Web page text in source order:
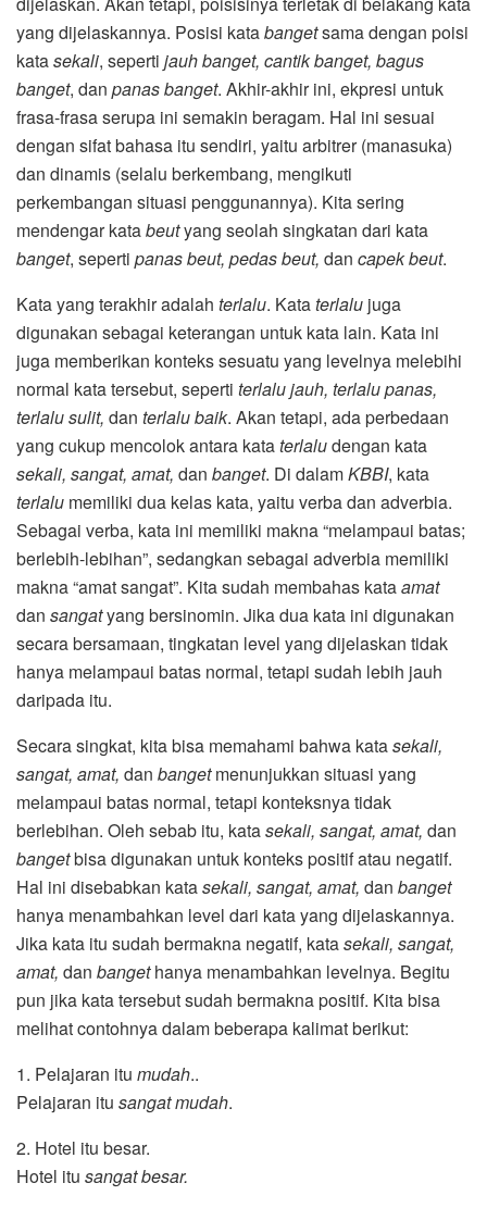
yang dijelaskannya. Posisi katabangetsama dengan poisi
katasekali, seperti jauh banget, cantik banget, bagus
banget, dan panas banget. Akhir-akhir ini, ekpresi untuk
frasa-frasa serupa ini semakin beragam. Hal ini sesuai
dengan sifat bahasa itu sendiri, yaitu arbitrer (manasuka)
dan dinamis (selalu berkembang, mengikuti
perkembangan situasi penggunannya). Kita sering
mendengar katabeutyang seolah singkatan dari kata
banget, seperti panas beut, pedas beut, dan capek beut.
Kata yang terakhir adalah terlalu. Kataterlalu juga
digunakan sebagai keterangan untuk kata lain. Kata ini
juga memberikan konteks sesuatu yang levelnya melebihi
normal kata tersebut, seperti terlalu jauh, terlalu panas,
terlalu sulit, dan terlalu baik. Akan tetapi, ada perbedaan
yang cukup mencolok antara kataterlaludengan kata
sekali, sangat, amat, dan banget. Di dalamKBBI, kata
terlalu memiliki dua kelas kata, yaitu verba dan adverbia.
Sebagai verba, kata ini memiliki makna “melampaui batas;
berlebih-lebihan”, sedangkan sebagai adverbia memiliki
makna “amat sangat”. Kita sudah membahas kataamat
dan sangatyang bersinomin. Jika dua kata ini digunakan
secara bersamaan, tingkatan level yang dijelaskan tidak
hanya melampaui batas normal, tetapi sudah lebih jauh
daripada itu.
Secara singkat, kita bisa memahami bahwa katasekali,
sangat, amat, dan bangetmenunjukkan situasi yang
melampaui batas normal, tetapi konteksnya tidak
berlebihan. Oleh sebab itu, katasekali, sangat, amat, dan
bangetbisa digunakan untuk konteks positif atau negatif.
Hal ini disebabkan katasekali, sangat, amat, dan banget
hanya menambahkan level dari kata yang dijelaskannya.
Jika kata itu sudah bermakna negatif, katasekali, sangat,
amat, dan bangethanya menambahkan levelnya. Begitu
pun jika kata tersebut sudah bermakna positif. Kita bisa
melihat contohnya dalam beberapa kalimat berikut:
1. Pelajaran itu mudah..
Pelajaran itu sangat mudah.
2. Hotel itu besar.
Hotel itu sangat besar.